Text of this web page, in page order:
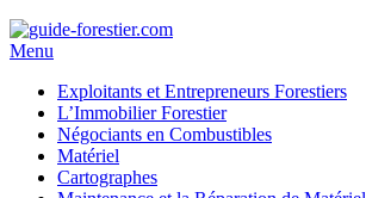
Menu
Exploitants et Entrepreneurs Forestiers
L’Immobilier Forestier
Négociants en Combustibles
Matériel
Cartographes